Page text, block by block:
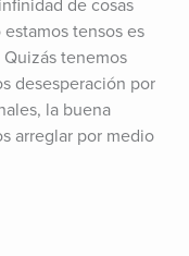
de cosas
tensos es
tenemos
desesperación por
la buena
arreglar por medio